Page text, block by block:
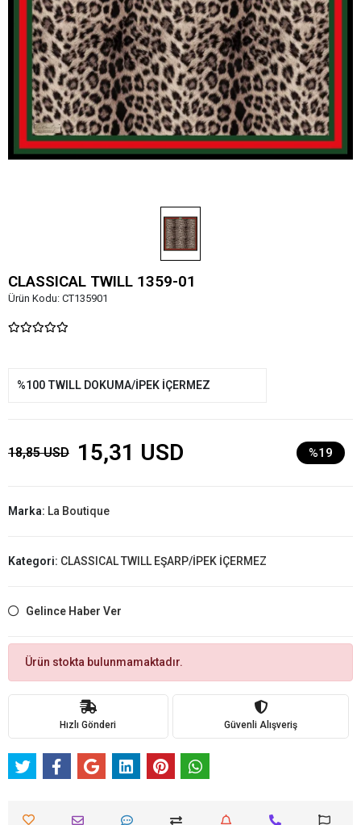
CLASSICAL TWILL 1359-01
Ürün Kodu: CT135901
%100 TWILL DOKUMA/İPEK İÇERMEZ
18,85 USD 15,31 USD %19
Marka: La Boutique
Kategori: CLASSICAL TWILL EŞARP/İPEK İÇERMEZ
Gelince Haber Ver
Ürün stokta bulunmamaktadır.
Hızlı Gönderi Güvenli Alışveriş